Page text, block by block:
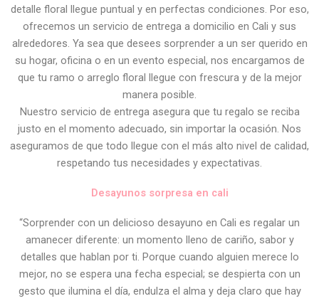
detalle floral llegue puntual y en perfectas condiciones. Por eso,
ofrecemos un servicio de entrega a domicilio en Cali y sus
alrededores. Ya sea que desees sorprender a un ser querido en
su hogar, oficina o en un evento especial, nos encargamos de
que tu ramo o arreglo floral llegue con frescura y de la mejor
manera posible.
Nuestro servicio de entrega asegura que tu regalo se reciba
justo en el momento adecuado, sin importar la ocasión. Nos
aseguramos de que todo llegue con el más alto nivel de calidad,
respetando tus necesidades y expectativas.
Desayunos sorpresa en cali
“Sorprender con un delicioso desayuno en Cali es regalar un
amanecer diferente: un momento lleno de cariño, sabor y
detalles que hablan por ti. Porque cuando alguien merece lo
mejor, no se espera una fecha especial; se despierta con un
gesto que ilumina el día, endulza el alma y deja claro que hay